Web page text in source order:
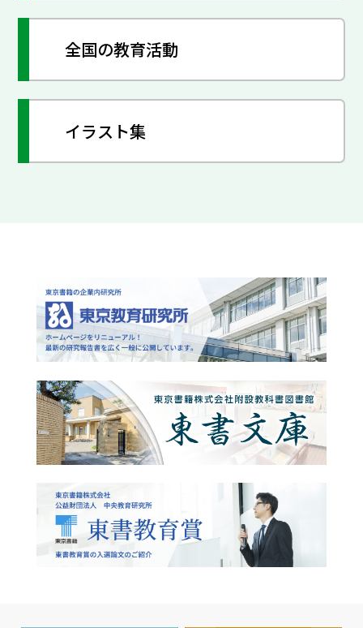
全国の教育活動
イラスト集